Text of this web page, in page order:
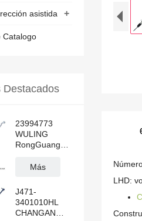
LHD:
+
asistida
Catalogo
Destacados
23994773
WULING
RongGuang
Cremallera de
asistida
hidráulica
Más
J471-
3401010HL
CHANGAN